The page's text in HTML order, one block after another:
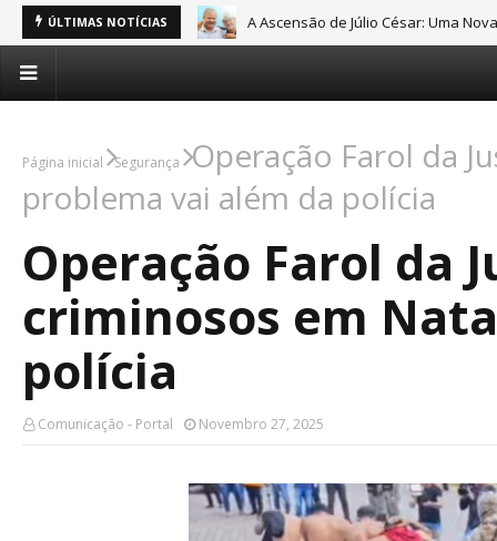
ÚLTIMAS NOTÍCIAS A Ascensão de Júlio César: Uma
Página inicial Segurança
Operação Farol da
problema vai além da polícia
Operação Farol da
criminosos em
polícia
Comunicação - Portal Novembro 27, 2025